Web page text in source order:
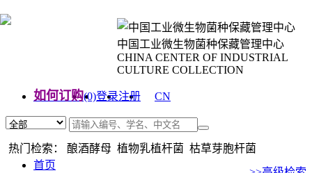
中国工业微生物菌种保藏管理中心
CHINA CENTER OF INDUSTRIAL
CULTURE COLLECTION
如何订购(0)登录注册
CN
热门检索： 酿酒酵母 植物乳植杆菌 枯草芽胞杆菌
首页